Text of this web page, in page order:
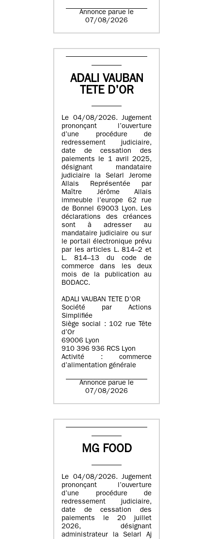
Annonce parue le
07/08/2026
ADALI VAUBAN
TETE D'OR
Le 04/08/2026. Jugement
prononçant l’ouverture
d’une procédure de
redressement judiciaire,
date de cessation des
paiements le 1 avril 2025,
désignant mandataire
judiciaire la Selarl Jerome
Allais Représentée par
Maître Jérôme Allais
immeuble l’europe 62 rue
de Bonnel 69003 Lyon. Les
déclarations des créances
sont à adresser au
mandataire judiciaire ou sur
le portail électronique prévu
par les articles L. 814–2 et
L. 814–13 du code de
commerce dans les deux
mois de la publication au
BODACC.
ADALI VAUBAN TETE D’OR
Société par Actions
Simplifiée
Siège social : 102 rue Tête
d’Or
69006 Lyon
910 396 936 RCS Lyon
Activité : commerce
d’alimentation générale
Annonce parue le
07/08/2026
MG FOOD
Le 04/08/2026. Jugement
prononçant l’ouverture
d’une procédure de
redressement judiciaire,
date de cessation des
paiements le 20 juillet
2026, désignant
administrateur la Selarl Aj